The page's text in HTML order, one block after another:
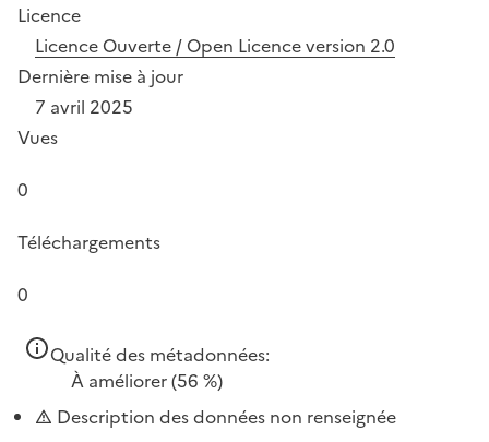
Licence
Licence Ouverte / Open Licence version 2.0
Dernière mise à jour
7 avril 2025
Vues
0
Téléchargements
0
Qualité des métadonnées:
À améliorer(56 %)
Description des données non renseignée